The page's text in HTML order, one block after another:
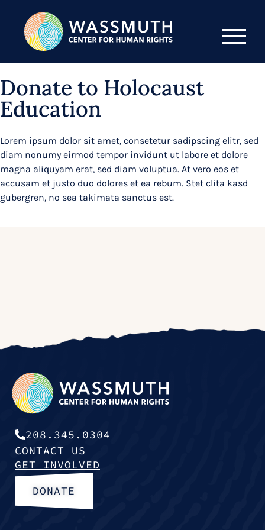
Donate to Holocaust
Education
Lorem ipsum dolor sit amet, consetetur sadipscing elitr, sed
diam nonumy eirmod tempor invidunt ut labore et dolore
magna aliquyam erat, sed diam voluptua. At vero eos et
accusam et justo duo dolores et ea rebum. Stet clita kasd
gubergren, no sea takimata sanctus est.
208.345.0304
CONTACT US
GET INVOLVED
DONATE